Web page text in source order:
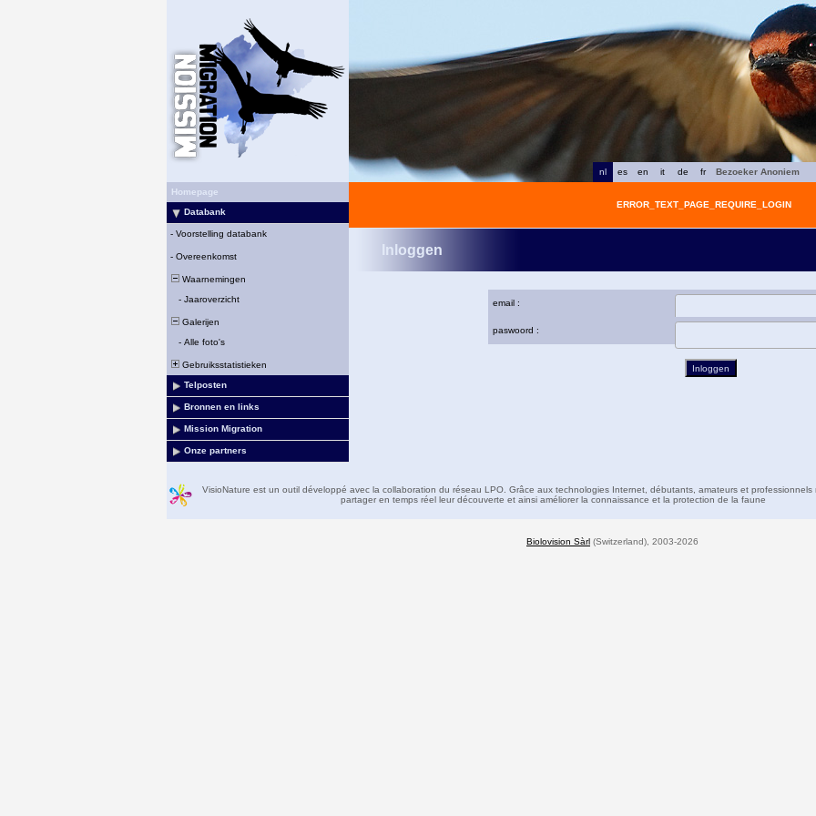
fr
de
it
en
es
nl
Bezoeker Anoniem
Homepage
Databank
- Voorstelling databank
- Overeenkomst
Waarnemingen
- Jaaroverzicht
Galerijen
- Alle foto's
Gebruiksstatistieken
Telposten
Bronnen en links
Mission Migration
Onze partners
ERROR_TEXT_PAGE_REQUIRE_LOGIN
Inloggen
email :
paswoord :
VisioNature est un outil développé avec la collaboration du réseau LPO. Grâce aux technologies Internet, débutants, amateurs et professionnels
partager en temps réel leur découverte et ainsi améliorer la connaissance et la protection de la faune
Biolovision Sàrl (Switzerland), 2003-2026